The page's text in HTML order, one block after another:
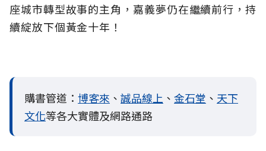
座城市轉型故事的主角，嘉義夢仍在繼續前行，持
續綻放下個黃金十年！
購書管道： 博客來 、 誠品線上 、 金石堂 、 天下
文化等各大實體及網路通路